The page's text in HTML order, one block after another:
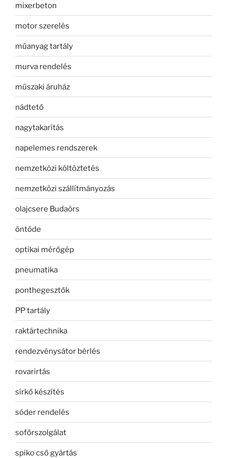
mixerbeton
motor szerelés
műanyag tartály
murva rendelés
műszaki áruház
nádtető
nagytakarítás
napelemes rendszerek
nemzetközi költöztetés
nemzetközi szállítmányozás
olajcsere Budaörs
öntöde
optikai mérőgép
pneumatika
ponthegesztők
PP tartály
raktártechnika
rendezvénysátor bérlés
rovarirtás
sírkő készítés
sóder rendelés
sofőrszolgálat
spiko cső gyártás